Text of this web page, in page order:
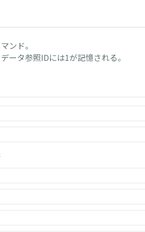
ンド。
ータ参照IDには1が記憶される。